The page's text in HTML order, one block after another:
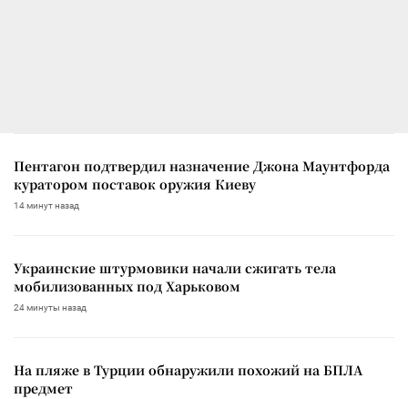
Пентагон подтвердил назначение Джона Маунтфорда
куратором поставок оружия Киеву
14 минут назад
Украинские штурмовики начали сжигать тела
мобилизованных под Харьковом
24 минуты назад
На пляже в Турции обнаружили похожий на БПЛА
предмет